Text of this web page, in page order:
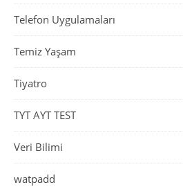
Telefon Uygulamaları
Temiz Yaşam
Tiyatro
TYT AYT TEST
Veri Bilimi
watpadd